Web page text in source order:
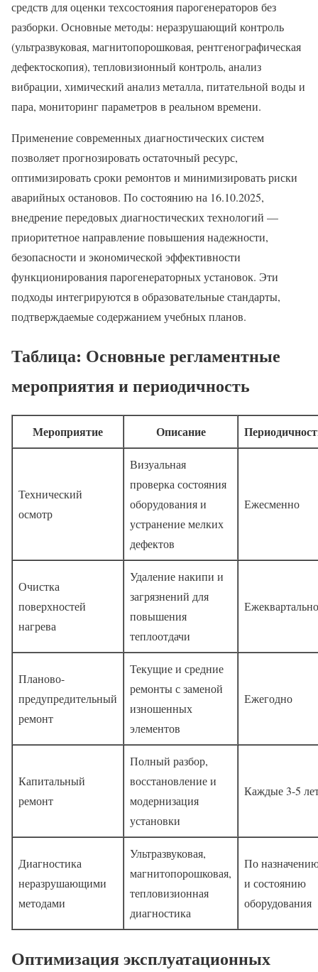
средств для оценки техсостояния парогенераторов без
разборки. Основные методы: неразрушающий контроль
(ультразвуковая, магнитопорошковая, рентгенографическая
дефектоскопия), тепловизионный контроль, анализ
вибрации, химический анализ металла, питательной воды и
пара, мониторинг параметров в реальном времени.
Применение современных диагностических систем
позволяет прогнозировать остаточный ресурс,
оптимизировать сроки ремонтов и минимизировать риски
аварийных остановов. По состоянию на 16.10.2025,
внедрение передовых диагностических технологий —
приоритетное направление повышения надежности,
безопасности и экономической эффективности
функционирования парогенераторных установок. Эти
подходы интегрируются в образовательные стандарты,
подтверждаемые содержанием учебных планов.
Таблица: Основные регламентные
мероприятия и периодичность
Мероприятие Описание
Технический
осмотр
Визуальная
проверка состояния
оборудования и
устранение мелких
дефектов
Ежесменно
Очистка
поверхностей
нагрева
Удаление накипи и
загрязнений для
повышения
теплоотдачи
Ежеквартально
Планово-
предупредительный
ремонт
Текущие и средние
ремонты с заменой
изношенных
элементов
Ежегодно
Капитальный
ремонт
Полный разбор,
восстановление и
модернизация
установки
Каждые 3-5
Диагностика
неразрушающими
методами
Ультразвуковая,
магнитопорошковая,
тепловизионная
диагностика
По
и состоянию
оборудования
Оптимизация эксплуатационных